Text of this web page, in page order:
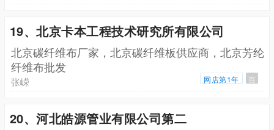
19、北京卡本工程技术研究所有限公司
北京碳纤维布厂家，北京碳纤维板供应商，北京芳纶
纤维布批发
张嵘 网店第1年 百
20、河北皓源管业有限公司第二